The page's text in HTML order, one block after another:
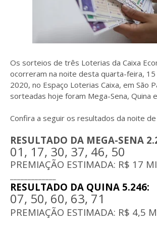
Os sorteios de três Loterias da Caixa
ocorreram na noite desta quarta-feira,
2020, no Espaço Loterias Caixa, em São
sorteadas hoje foram Mega-Sena, Quina
Confira a seguir os resultados da noite
RESULTADO DA MEGA-SENA
01, 17, 30, 37, 46, 50
PREMIAÇÃO ESTIMADA: R$ 17
RESULTADO DA QUINA 5.246:
07, 50, 60, 63, 71
PREMIAÇÃO ESTIMADA: R$ 4,5